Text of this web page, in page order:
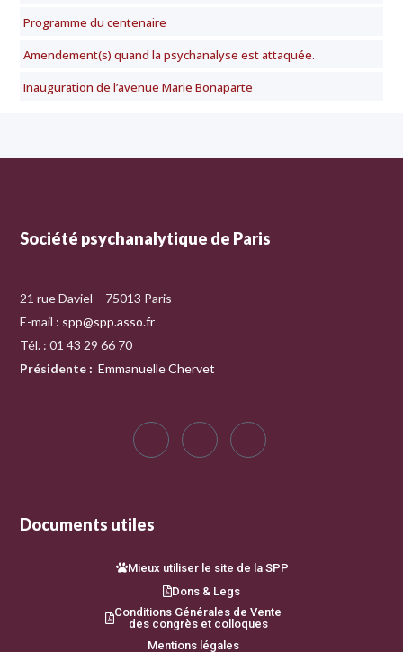
Programme du centenaire
Amendement(s) quand la psychanalyse est attaquée.
Inauguration de l’avenue Marie Bonaparte
Société psychanalytique de Paris
21 rue Daviel – 75013 Paris
E-mail : spp@spp.asso.fr
Tél. : 01 43 29 66 70
Présidente : Emmanuelle Chervet
Documents utiles
Mieux utiliser le site de la SPP
Dons & Legs
Conditions Générales de Vente
des congrès et colloques
Mentions légales